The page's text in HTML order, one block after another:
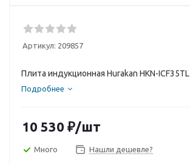
Артикул: 209857
Плита индукционная Hurakan HKN-ICF35TL
Подробнее
10 530 ₽/шт
Много Нашли дешевле?